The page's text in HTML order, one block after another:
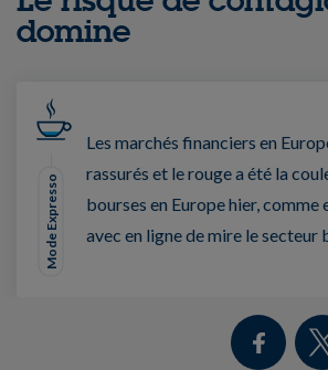
domine
Mode Expresso
Les marchés financiers en
rassurés et le rouge a été la
bourses en Europe hier, comme
avec en ligne de mire le secteur